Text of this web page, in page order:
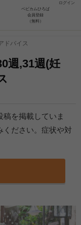
ログイン
ベビカムひろば
会員登録
（無料）
ドバイス
週,31週(妊
を掲載していま
ください。症状や対